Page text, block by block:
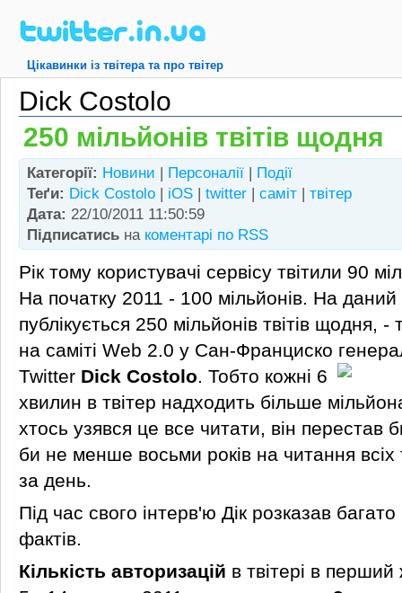
Цікавинки із твітера та про твітер
Dick Costolo
250 мільйонів твітів щодня
Категорії: Новини | Персоналії | Події
Теґи: Dick Costolo | iOS | twitter | саміт | твітер
Дата: 22/10/2011 11:50:59
Підписатись на коментарі по RSS
Рік тому користувачі сервісу твітили 90
На початку 2011 - 100 мільйонів. На даний
публікується 250 мільйонів твітів щодня,
на саміті Web 2.0 у Сан-Франциско
Twitter Dick Costolo. Тобто кожні 6
хвилин в твітер надходить більше
хтось узявся це все читати, він перестав
би не менше восьми років на читання всіх
за день.
Під час свого інтерв'ю Дік розказав багато
фактів.
Кількість авторизацій в твітері в